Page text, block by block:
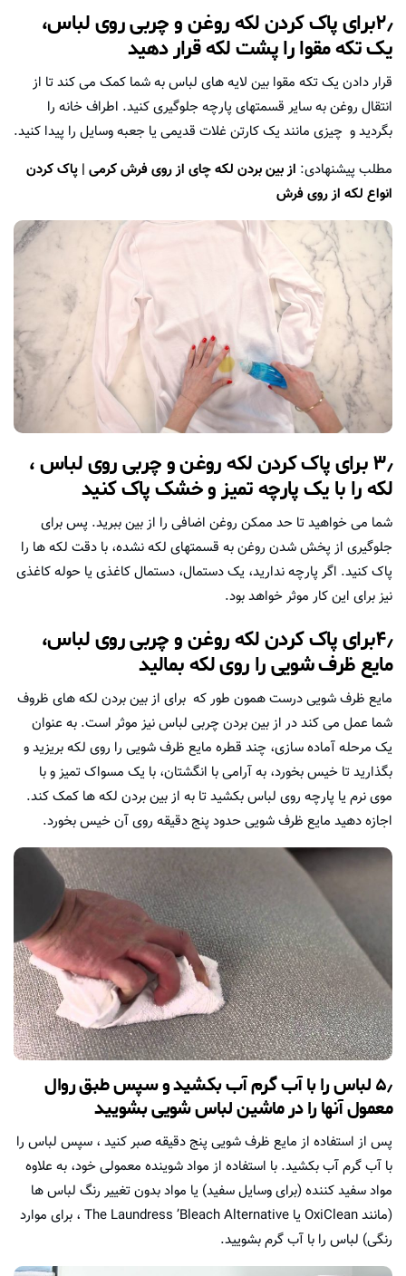
۲٫برای پاک کردن لکه روغن و چربی روی لباس،
یک تکه مقوا را پشت لکه قرار دهید
قرار دادن یک تکه مقوا بین لایه های لباس به شما کمک می کند تا از
انتقال روغن به سایر قسمتهای پارچه جلوگیری کنید. اطراف خانه را
بگردید و چیزی مانند یک کارتن غلات قدیمی یا جعبه وسایل را پیدا کنید.
مطلب پیشنهادی: از بین بردن لکه چای از روی فرش کرمی | پاک کردن
انواع لکه از روی فرش
۳٫ برای پاک کردن لکه روغن و چربی روی لباس ،
لکه را با یک پارچه تمیز و خشک پاک کنید
شما می خواهید تا حد ممکن روغن اضافی را از بین ببرید. پس برای
جلوگیری از پخش شدن روغن به قسمتهای لکه نشده، با دقت لکه ها را
پاک کنید. اگر پارچه ندارید، یک دستمال، دستمال کاغذی یا حوله کاغذی
نیز برای این کار موثر خواهد بود.
۴٫برای پاک کردن لکه روغن و چربی روی لباس،
مایع ظرف شویی را روی لکه بمالید
مایع ظرف شویی درست همون طور که برای از بین بردن لکه های ظروف
شما عمل می کند در از بین بردن چربی لباس نیز موثر است. به عنوان
یک مرحله آماده سازی، چند قطره مایع ظرف شویی را روی لکه بریزید و
بگذارید تا خیس بخورد، به آرامی با انگشتان، با یک مسواک تمیز و با
موی نرم یا پارچه روی لباس بکشید تا به از بین بردن لکه ها کمک کند.
اجازه دهید مایع ظرف شویی حدود پنج دقیقه روی آن خیس بخورد.
۵٫ لباس را با آب گرم آب بکشید و سپس طبق روال
معمول آنها را در ماشین لباس شویی بشویید
پس از استفاده از مایع ظرف شویی پنج دقیقه صبر کنید ، سپس لباس را
با آب گرم آب بکشید. با استفاده از مواد شوینده معمولی خود، به علاوه
مواد سفید کننده (برای وسایل سفید) یا مواد بدون تغییر رنگ لباس ها
(مانند OxiClean یا The Laundress ’Bleach Alternative ، برای موارد
رنگی) لباس را با آب گرم بشویید.